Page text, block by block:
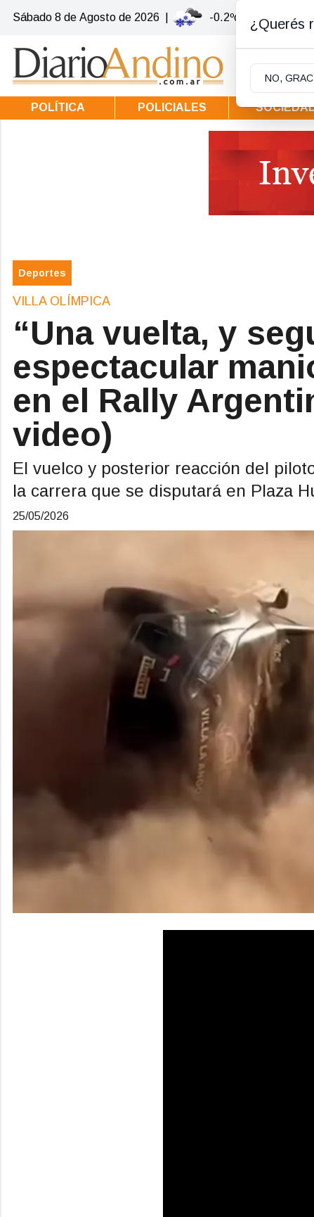
Sábado 8 de Agosto de 2026 -0.2ºc | Villa la
POLÍTICA POLICIALES
Deportes
VILLA OLÍMPICA
“Una vuelta, y
espectacular
en el Rally
video)
El vuelco y posterior reacción del
la carrera que se disputará en Plaza
25/05/2026
¿Querés
NO,